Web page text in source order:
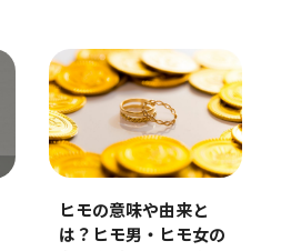
ヒモの意味や由来と
は？ヒモ男・ヒモ女の